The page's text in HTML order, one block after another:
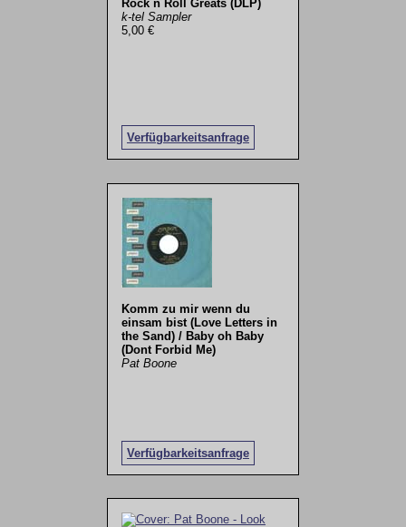
Rock´n´Roll Greats (DLP)
k-tel Sampler
5,00 €
Verfügbarkeitsanfrage
Komm zu mir wenn du
einsam bist (Love Letters in
the Sand) / Baby oh Baby
(Dont Forbid Me)
Pat Boone
Verfügbarkeitsanfrage